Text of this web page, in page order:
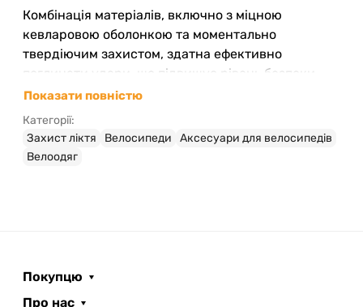
Комбінація матеріалів, включно з міцною
кевларовою оболонкою та моментально
твердіючим захистом, здатна ефективно
поглинати удари, що підвищує рівень безпеки
при падіннях або зіткненнях. Легка та компактна
практично невідчутною навіть під час
інтенсивного навантаження.
велосипедного захисту.
Фіксація
Показати повністю
Категорії:
Захист ліктя
Велосипеди
Аксесуари для велосипедів
Велоодяг
Покупцю
Про нас